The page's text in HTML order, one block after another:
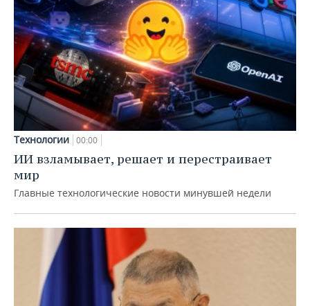
Технологии 00:00
ИИ взламывает, решает и перестраивает
мир
Главные технологические новости минувшей недели